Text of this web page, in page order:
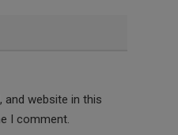
and website in this
I comment.